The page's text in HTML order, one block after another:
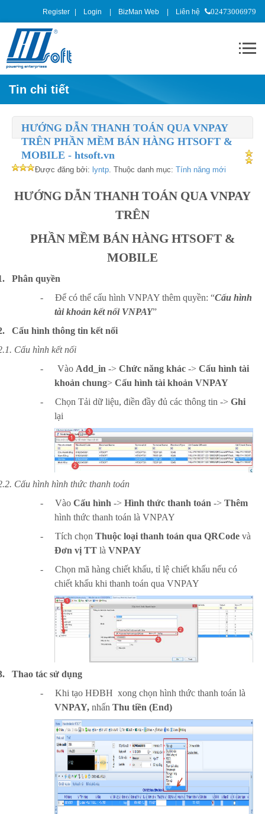
Register Login BizMan Web Liên hệ 02473006979
Tin chi tiết
HƯỚNG DẪN THANH TOÁN QUA VNPAY
TRÊN PHẦN MỀM BÁN HÀNG HTSOFT &
MOBILE - htsoft.vn
Được đăng bởi: lyntp. Thuộc danh mục: Tính năng mới
HƯỚNG DẪN THANH TOÁN QUA VNPAY
TRÊN
PHẦN MỀM BÁN HÀNG HTSOFT &
MOBILE
Phân quyền
-
Để có thể cấu hình VNPAY thêm quyền: “Cấu hình
tài khoản kết nối VNPAY”
Cấu hình thông tin kết nối
Cấu hình kết nối
-
Vào Add_in -> Chức năng khác -> Cấu hình tài
khoản chung> Cấu hình tài khoản VNPAY
-
Chọn Tải dữ liệu, điền đầy đủ các thông tin -> Ghi
lại
Cấu hình hình thức thanh toán
-
Vào Cấu hình -> Hình thức thanh toán -> Thêm
hình thức thanh toán là VNPAY
-
Tích chọn Thuộc loại thanh toán qua QRCode và
Đơn vị TT là VNPAY
-
Chọn mã hàng chiết khấu, tỉ lệ chiết khấu nếu có
chiết khấu khi thanh toán qua VNPAY
Thao tác sử dụng
-
Khi tạo HĐBH xong chọn hình thức thanh toán là
VNPAY, nhấn Thu tiền (End)